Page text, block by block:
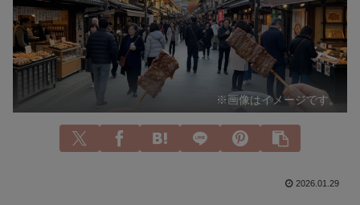
※画像はイメージです。
2026.01.29